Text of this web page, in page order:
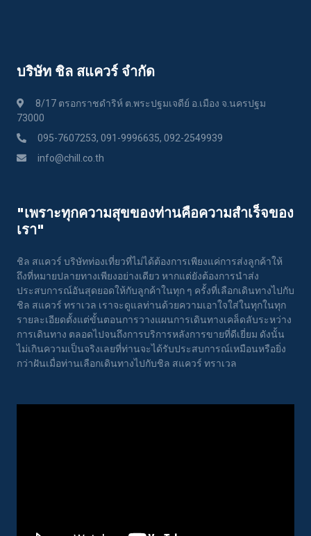
บริษัท ชิล สแควร์ จำกัด
8/17 ตรอกราชดำริห์ ต.พระปฐมเจดีย์ อ.เมือง จ.นครปฐม
73000
095-7607253, 091-9996635, 092-2549939
info@chill.co.th
"เพราะทุกความสุขของท่านคือความสําเร็จของ
เรา"
ชิล สแควร์ บริษัทท่องเที่ยวที่ไม่ได้ต้องการเพียงแค่การส่งลูกค้าให้
ถึงที่หมายปลายทางเพียงอย่างเดียว หากแต่ยังต้องการนำส่ง
ประสบการณ์อันสุดยอดให้กับลูกค้าในทุก ๆ ครั้งที่เลือกเดินทางไปกับ
ชิล สแควร์ ทราเวล เราจะดูแลท่านด้วยความเอาใจใส่ในทุกในทุก
รายละเอียดตั้งแต่ขั้นตอนการวางแผนการเดินทางเคล็ดลับระหว่าง
การเดินทาง ตลอดไปจนถึงการบริการหลังการขายที่ดีเยี่ยม ดังนั้น
ไม่เกินความเป็นจริงเลยที่ท่านจะได้รับประสบการณ์เหมือนหรือยิ่ง
กว่าฝันเมื่อท่านเลือกเดินทางไปกับชิล สแควร์ ทราเวล